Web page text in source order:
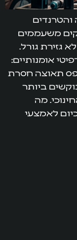
והטרנדים
משעממים
גזירת גורל.
אומנותיים:
תאוצה חסרת
ביותר
מה
לאמצעי